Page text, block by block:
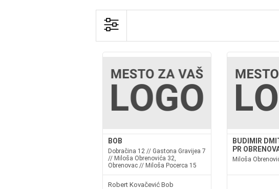
BOB
Dobračina 12 // Gastona Gravijea 7
// Miloša Obrenovića 32,
Obrenovac // Miloša Pocerca 15
Robert Kovačević Bob
BUDIMIR
PR
Miloša